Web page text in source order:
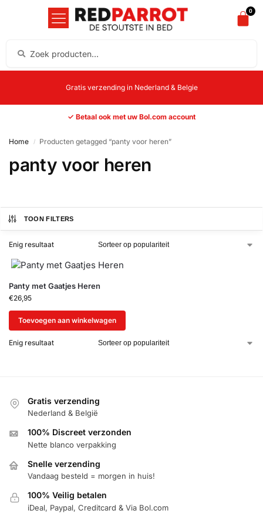
0
Gratis verzending in Nederland & Belgie
✓ Betaal ook met uw Bol.com account
Home / Producten getagged “panty voor heren”
panty voor heren
TOON FILTERS
Enig resultaat
Panty met Gaatjes Heren
€26,95
Toevoegen aan winkelwagen
Enig resultaat
Gratis verzending
Nederland & België
100% Discreet verzonden
Nette blanco verpakking
Snelle verzending
Vandaag besteld = morgen in huis!
100% Veilig betalen
iDeal, Paypal, Creditcard & Via Bol.com